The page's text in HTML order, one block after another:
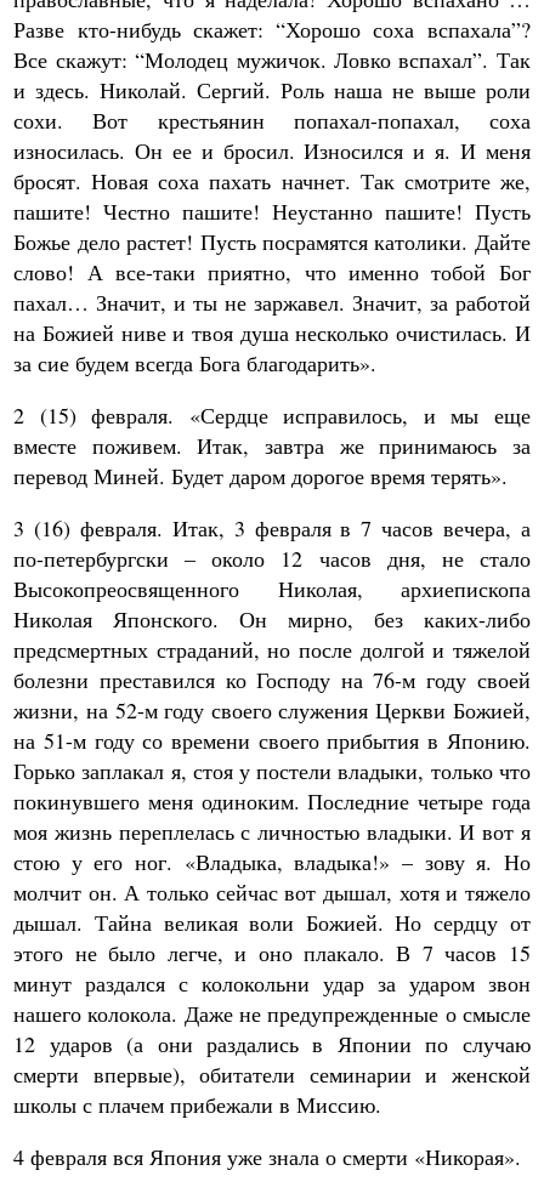
Разве кто-нибудь скажет: “Хорошо соха вспахала”?
Все скажут: “Молодец мужичок. Ловко вспахал”. Так
и здесь. Николай. Сергий. Роль наша не выше роли
сохи. Вот крестьянин попахал-попахал, соха
износилась. Он ее и бросил. Износился и я. И меня
бросят. Новая соха пахать начнет. Так смотрите же,
пашите! Честно пашите! Неустанно пашите! Пусть
Божье дело растет! Пусть посрамятся католики. Дайте
слово! А все-таки приятно, что именно тобой Бог
пахал… Значит, и ты не заржавел. Значит, за работой
на Божией ниве и твоя душа несколько очистилась. И
за сие будем всегда Бога благодарить».
2 (15) февраля. «Сердце исправилось, и мы еще
вместе поживем. Итак, завтра же принимаюсь за
перевод Миней. Будет даром дорогое время терять».
3 (16) февраля. Итак, 3 февраля в 7 часов вечера, а
по-петербургски – около 12 часов дня, не стало
Высокопреосвященного Николая, архиепископа
Николая Японского. Он мирно, без каких-либо
предсмертных страданий, но после долгой и тяжелой
болезни преставился ко Господу на 76-м году своей
жизни, на 52-м году своего служения Церкви Божией,
на 51-м году со времени своего прибытия в Японию.
Горько заплакал я, стоя у постели владыки, только что
покинувшего меня одиноким. Последние четыре года
моя жизнь переплелась с личностью владыки. И вот я
стою у его ног. «Владыка, владыка!» – зову я. Но
молчит он. А только сейчас вот дышал, хотя и тяжело
дышал. Тайна великая воли Божией. Но сердцу от
этого не было легче, и оно плакало. В 7 часов 15
минут раздался с колокольни удар за ударом звон
нашего колокола. Даже не предупрежденные о смысле
12 ударов (а они раздались в Японии по случаю
смерти впервые), обитатели семинарии и женской
школы с плачем прибежали в Миссию.
4 февраля вся Япония уже знала о смерти «Никорая».